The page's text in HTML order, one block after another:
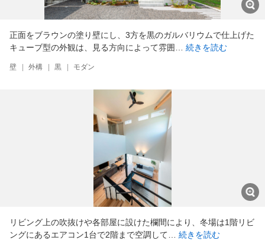
正面をブラウンの塗り壁にし、3方を黒のガルバリウムで仕上げた
キューブ型の外観は、見る方向によって雰囲… 続きを読む
壁 外構 黒 モダン
リビング上の吹抜けや各部屋に設けた欄間により、冬場は1階リビ
ングにあるエアコン1台で2階まで空調して… 続きを読む